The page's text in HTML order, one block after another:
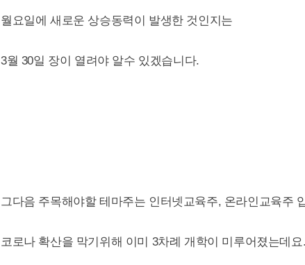
월요일에 새로운 상승동력이 발생한 것인지는
3월 30일 장이 열려야 알수 있겠습니다.
그다음 주목해야할 테마주는 인터넷교육주, 온라인교육주
코로나 확산을 막기위해 이미 3차례 개학이 미루어졌는데요.